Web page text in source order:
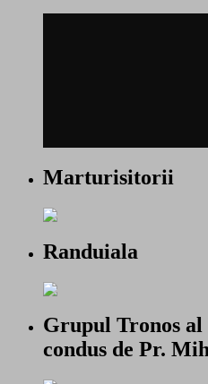
Marturisitorii
Randuiala
Grupul Tronos
condus de Pr.